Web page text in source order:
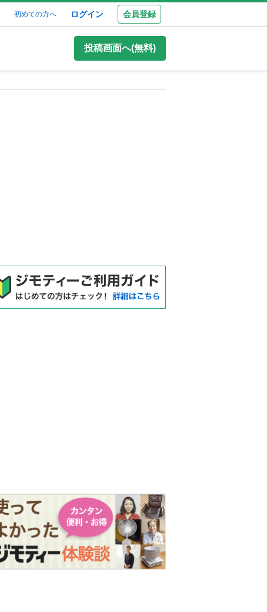
初めての方へ ログイン 会員登録
投稿画面へ(無料)